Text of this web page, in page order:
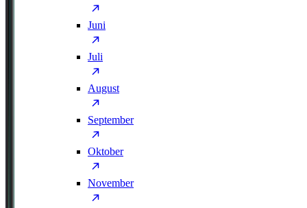
Juni
Juli
August
September
Oktober
November